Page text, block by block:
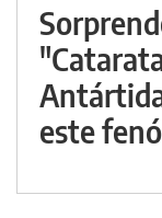
este